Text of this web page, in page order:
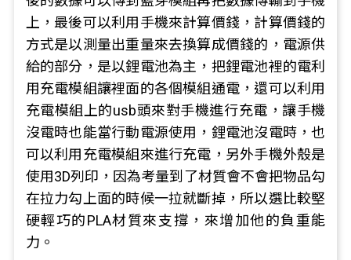
上，最後可以利用手機來計算價錢，計算價錢的
方式是以測量出重量來去換算成價錢的，電源供
給的部分，是以鋰電池為主，把鋰電池裡的電利
用充電模組讓裡面的各個模組通電，還可以利用
充電模組上的usb頭來對手機進行充電，讓手機
沒電時也能當行動電源使用，鋰電池沒電時，也
可以利用充電模組來進行充電，另外手機外殼是
使用3D列印，因為考量到了材質會不會把物品勾
在拉力勾上面的時候一拉就斷掉，所以選比較堅
硬輕巧的PLA材質來支撐，來增加他的負重能
力。